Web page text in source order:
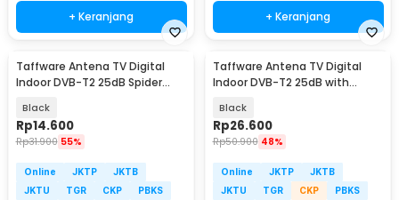
+ Keranjang + Keranjang
Taffware Antena TV Digital
Indoor DVB-T2 25dB Spider
Black
Rp14.600
Rp31.900 55%
Online JKTP
JKTB
JKTU
TGR CKP
PBKS
Taffware Antena TV Digital
Indoor DVB-T2 25dB with
Black
Rp26.600
Rp50.900 48%
Online JKTP
JKTB
JKTU
TGR CKP
PBKS